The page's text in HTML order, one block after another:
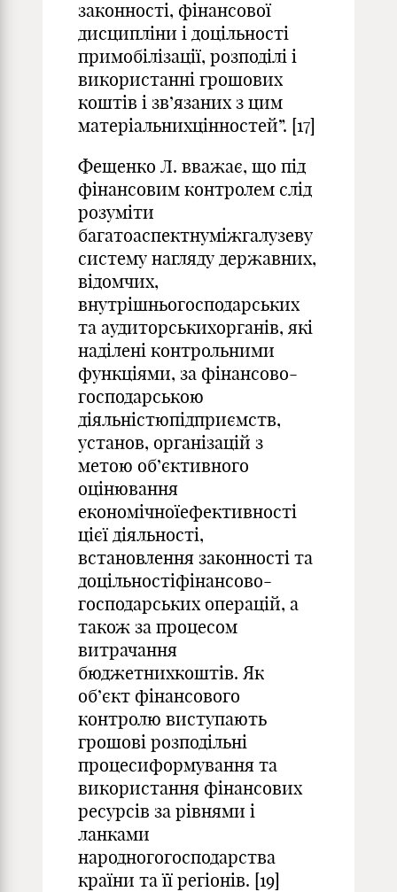
законності, фінансової
дисципліни і доцільності
примобілізації, розподілі і
використанні грошових
коштів і зв’язаних з цим
матеріальнихцінностей”. [17]
Фещенко Л. вважає, що під
фінансовим контролем слід
розуміти
багатоаспектнуміжгалузеву
систему нагляду державних,
відомчих,
внутрішньогосподарських
та аудиторськихорганів, які
наділені контрольними
функціями, за фінансово-
господарською
діяльністюпідприємств,
установ, організацій з
метою об’єктивного
оцінювання
економічноїефективності
цієї діяльності,
встановлення законності та
доцільностіфінансово-
господарських операцій, а
також за процесом
витрачання
бюджетнихкоштів. Як
об’єкт фінансового
контролю виступають
грошові розподільні
процесиформування та
використання фінансових
ресурсів за рівнями і
ланками
народногогосподарства
країни та її регіонів. [19]